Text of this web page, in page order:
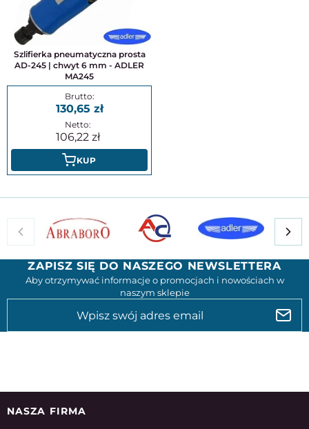
Szlifierka pneumatyczna prosta
AD-245 | chwyt 6 mm - ADLER
MA245
130,65
106,22
KUP
ZAPISZ SIĘ DO NASZEGO NEWSLETTERA
Aby otrzymywać informacje o promocjach i nowościach w
naszym sklepie
NASZA FIRMA